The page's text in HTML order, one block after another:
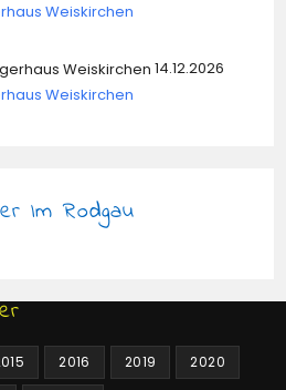
Weiskirchen
14.12.2026
Weiskirchen
Im Rodgau
2016 2019 2020